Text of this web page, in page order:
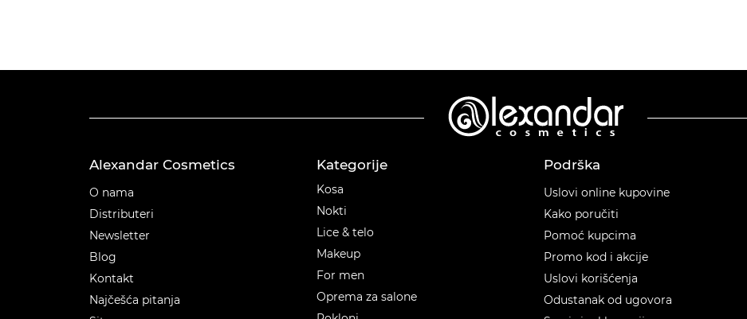
Alexandar Cosmetics
O nama
Distributeri
Newsletter
Blog
Kontakt
Najčešća pitanja
Kategorije
Kosa
Nokti
Lice & telo
Makeup
For men
Oprema za salone
Podrška
Uslovi online kupovine
Kako poručiti
Pomoć kupcima
Promo kod i akcije
Uslovi korišćenja
Odustanak od ugovora